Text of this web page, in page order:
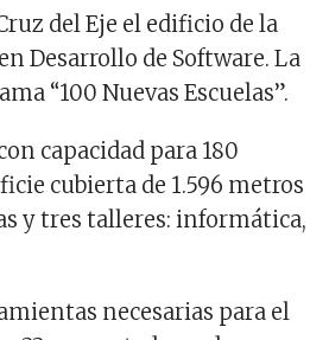
del Eje el edificio de la
Desarrollo de Software. La
“100 Nuevas Escuelas”.
capacidad para 180
cubierta de 1.596 metros
y tres talleres: informática,
necesarias para el